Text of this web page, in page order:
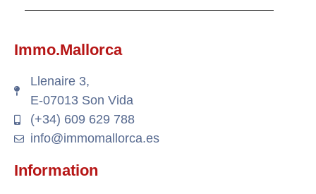
Immo.Mallorca
Llenaire 3,
E-07013 Son Vida
(+34) 609 629 788
info@immomallorca.es
Information